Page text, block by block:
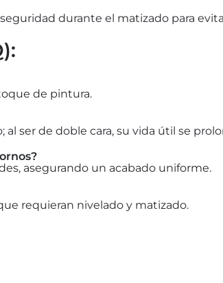
durante el matizado para
de pintura.
ser de doble cara, su vida útil se
asegurando un acabado uniforme.
requieran nivelado y matizado.